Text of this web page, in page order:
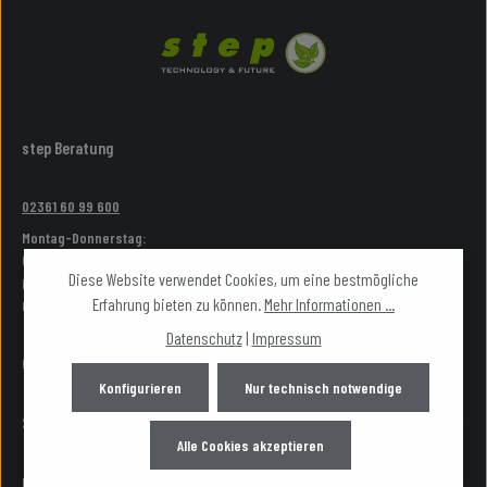
step Beratung
02361 60 99 600
Montag-Donnerstag:
09:00 - 17:00 Uhr
Freitag:
09:00 - 15:00 Uhr
Oder über unserKontaktformular.
Shop Service
Partner Lounge
Diese Website verwendet Cookies, um eine bestmögliche
Erfahrung bieten zu können.Mehr Informationen ...
Datenschutz| Impressum
Nur technisch notwendige
Konfigurieren
Alle Cookies akzeptieren